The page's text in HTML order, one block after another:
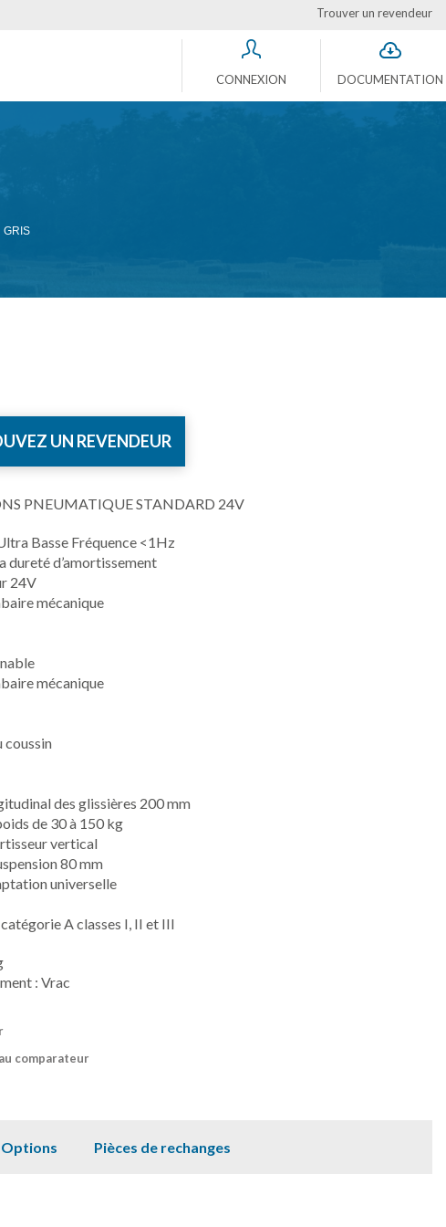
Trouver un revendeur
CONNEXION DOCUMENTATION
GRIS
UN REVENDEUR
PNEUMATIQUE STANDARD 24V
Basse Fréquence <1Hz
dureté d’amortissement
24V
mécanique
mécanique
coussin
des glissières 200 mm
de 30 à 150 kg
vertical
80 mm
universelle
A classes I, II et III
: Vrac
comparateur
Options Pièces de rechanges